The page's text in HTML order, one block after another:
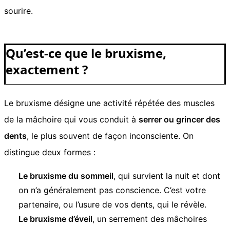
sourire.
Qu’est-ce que le bruxisme,
exactement ?
Le bruxisme désigne une activité répétée des muscles
de la mâchoire qui vous conduit à serrer ou grincer des
dents, le plus souvent de façon inconsciente. On
distingue deux formes :
Le bruxisme du sommeil, qui survient la nuit et dont
on n’a généralement pas conscience. C’est votre
partenaire, ou l’usure de vos dents, qui le révèle.
Le bruxisme d’éveil, un serrement des mâchoires